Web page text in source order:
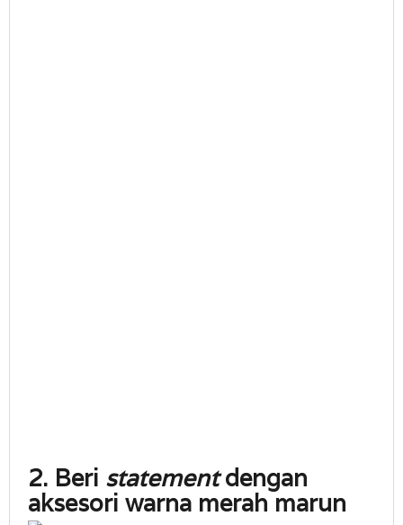
2. Beri statementdengan
aksesori warna merah marun